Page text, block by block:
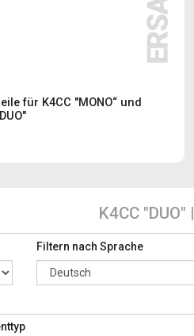
für K4CC "MONO“ und
K4CC "DUO" |
Filtern nach Sprache